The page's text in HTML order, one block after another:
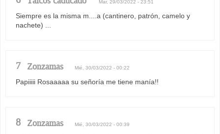
Mar, 29/03/2022 - 23:51
Siempre es la misma m....a (cantinero, patrón, camelo y
nachete) ...
7 Zonzamas Mié, 30/03/2022 - 00:22
Papiiiii Rosaaaaa su señoría me tiene manía!!
8 Zonzamas Mié, 30/03/2022 - 00:39